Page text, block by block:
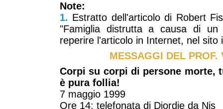
Note:
1. Estratto dell'articolo di Robert
"Famiglia distrutta a causa di
reperire l'articolo in Internet, nel sito
MESSAGGI DEL PROF.
Corpi su corpi di persone morte,
è pura follia!
7 maggio 1999
Ore 14: telefonata di Djordje da Nis